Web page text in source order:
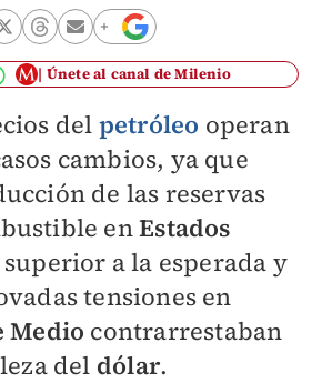
Únete al canal de Milenio
del petróleo operan
cambios, ya que
de las reservas
enEstados
a la esperada y
tensiones en
Medio contrarrestaban
del dólar.